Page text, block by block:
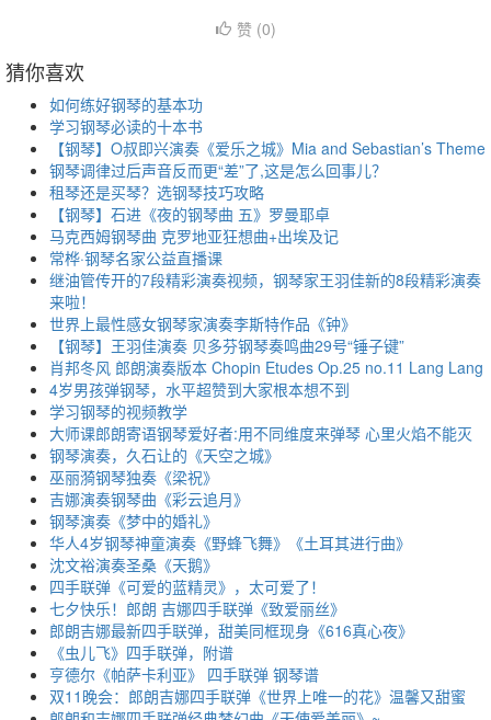
赞 (0)
猜你喜欢
如何练好钢琴的基本功
学习钢琴必读的十本书
【钢琴】O叔即兴演奏《爱乐之城》Mia and Sebastian’s Theme
钢琴调律过后声音反而更“差”了,这是怎么回事儿？
租琴还是买琴？选钢琴技巧攻略
【钢琴】石进《夜的钢琴曲 五》罗曼耶卓
马克西姆钢琴曲 克罗地亚狂想曲+出埃及记
常桦·钢琴名家公益直播课
继油管传开的7段精彩演奏视频，钢琴家王羽佳新的8段精彩演奏
来啦！
世界上最性感女钢琴家演奏李斯特作品《钟》
【钢琴】王羽佳演奏 贝多芬钢琴奏鸣曲29号“锤子键”
肖邦冬风 郎朗演奏版本 Chopin Etudes Op.25 no.11 Lang Lang
4岁男孩弹钢琴，水平超赞到大家根本想不到
学习钢琴的视频教学
大师课郎朗寄语钢琴爱好者:用不同维度来弹琴 心里火焰不能灭
钢琴演奏，久石让的《天空之城》
巫丽漪钢琴独奏《梁祝》
吉娜演奏钢琴曲《彩云追月》
钢琴演奏《梦中的婚礼》
华人4岁钢琴神童演奏《野蜂飞舞》《土耳其进行曲》
沈文裕演奏圣桑《天鹅》
四手联弹《可爱的蓝精灵》，太可爱了！
七夕快乐！郎朗 吉娜四手联弹《致爱丽丝》
郎朗吉娜最新四手联弹，甜美同框现身《616真心夜》
《虫儿飞》四手联弹，附谱
亨德尔《帕萨卡利亚》 四手联弹 钢琴谱
双11晚会：郎朗吉娜四手联弹《世界上唯一的花》温馨又甜蜜